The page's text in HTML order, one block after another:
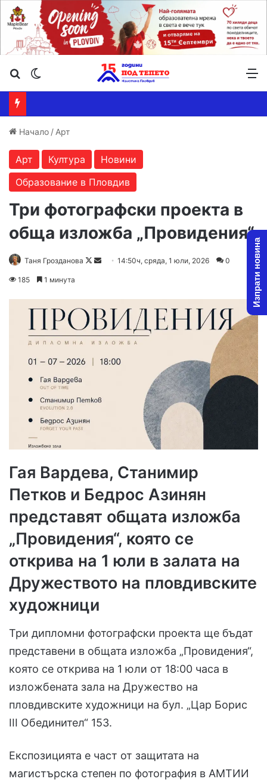
Търсене ...
Начало / Арт
Арт Култура
Новини
Образование в Пловдив
Три фотографски проекта в
обща изложба „Провидения“
Таня Грозданова
Follow
Send14:50ч, сряда, 1 юли, 2026 0
185 1 минута
Гая Вардева, Станимир
Петков и Бедрос Азинян
представят общата изложба
„Провидения“, която се
открива на 1 юли в залата на
Дружеството на пловдивските
художници
Три дипломни фотографски проекта ще бъдат
представени в общата изложба „Провидения“,
която се открива на 1 юли от 18:00 часа в
изложбената зала на Дружество на
пловдивските художници на бул. „Цар Борис
III Обединител“ 153.
Експозицията е част от защитата на
магистърска степен по фотография в АМТИИ
Изпрати новина